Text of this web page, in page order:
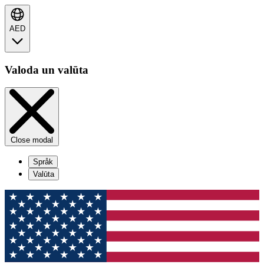
AED
Valoda un valūta
Close modal
Språk
Valūta